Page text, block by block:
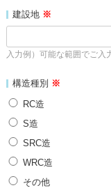
建設地 ※
入力例）可能な範囲でご入
構造種別 ※
RC造
S造
SRC造
WRC造
その他